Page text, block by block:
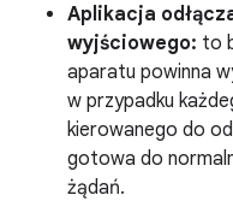
Aplikacja
wyjściowego: to
aparatu powinna
w przypadku
kierowanego do
gotowa do
żądań.